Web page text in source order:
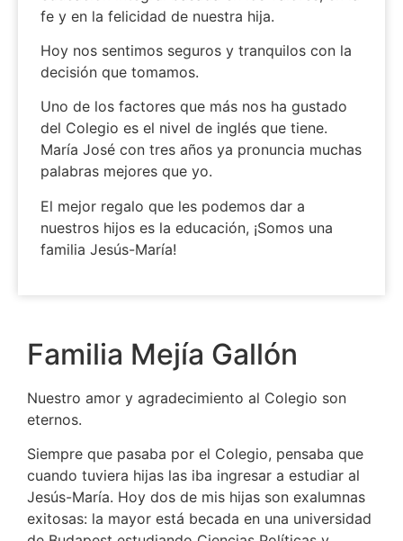
fe y en la felicidad de nuestra hija.
Hoy nos sentimos seguros y tranquilos con la
decisión que tomamos.
Uno de los factores que más nos ha gustado
del Colegio es el nivel de inglés que tiene.
María José con tres años ya pronuncia muchas
palabras mejores que yo.
El mejor regalo que les podemos dar a
nuestros hijos es la educación, ¡Somos una
familia Jesús-María!
Familia Mejía Gallón
Nuestro amor y agradecimiento al Colegio son
eternos.
Siempre que pasaba por el Colegio, pensaba que
cuando tuviera hijas las iba ingresar a estudiar al
Jesús-María. Hoy dos de mis hijas son exalumnas
exitosas: la mayor está becada en una universidad